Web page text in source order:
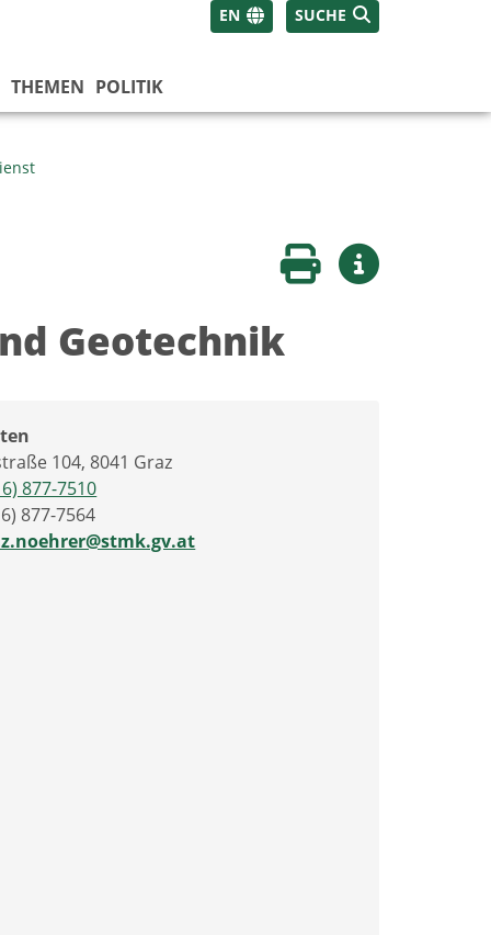
SUCHE
EN
THEMEN POLITIK
Seite druckenWeitere Infos
Geotechnik
104, 8041 Graz
877-7510
877-7564